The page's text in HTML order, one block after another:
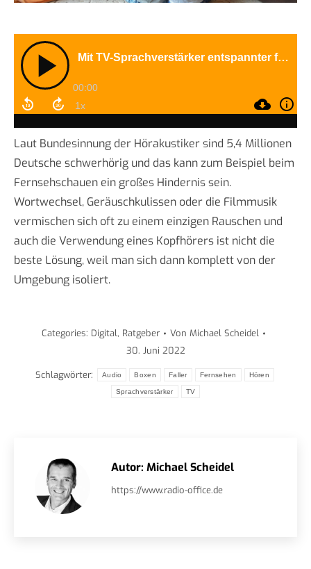
Laut Bundesinnung der Hörakustiker sind 5,4 Millionen
Deutsche schwerhörig und das kann zum Beispiel beim
Fernsehschauen ein großes Hindernis sein.
Wortwechsel, Geräuschkulissen oder die Filmmusik
vermischen sich oft zu einem einzigen Rauschen und
auch die Verwendung eines Kopfhörers ist nicht die
beste Lösung, weil man sich dann komplett von der
Umgebung isoliert.
Categories: Digital, Ratgeber Von Michael Scheidel
30. Juni 2022
Schlagwörter: Audio Boxen Faller Fernsehen Hören
Sprachverstärker TV
Autor: Michael Scheidel
https://www.radio-office.de